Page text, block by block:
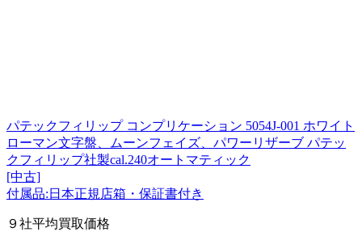
パテックフィリップ コンプリケーション 5054J-001 ホワイト
ローマン文字盤、ムーンフェイズ、パワーリザーブ パテッ
クフィリップ社製cal.240オートマティック
[中古]
付属品:日本正規店箱・保証書付き
９社平均買取価格